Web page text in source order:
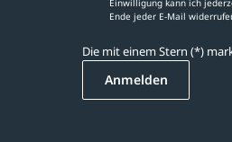
Einwilligung kann ich
Ende jeder E-Mail
Die mit einem Stern (*)
Anmelden